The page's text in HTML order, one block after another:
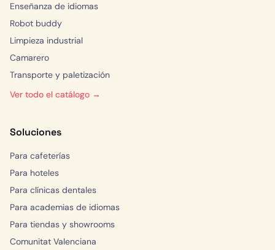
Enseñanza de idiomas
Robot buddy
Limpieza industrial
Camarero
Transporte y paletización
Ver todo el catálogo →
Soluciones
Para cafeterías
Para hoteles
Para clínicas dentales
Para academias de idiomas
Para tiendas y showrooms
Comunitat Valenciana